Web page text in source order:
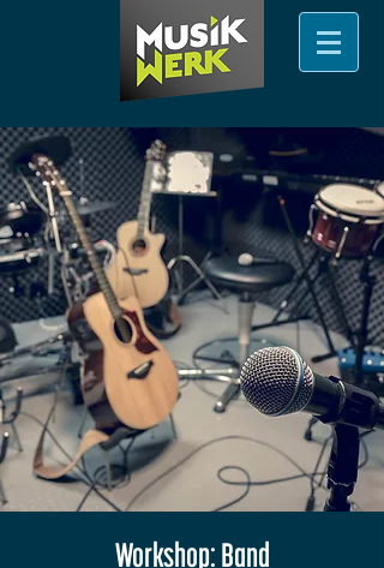
Workshop: Band